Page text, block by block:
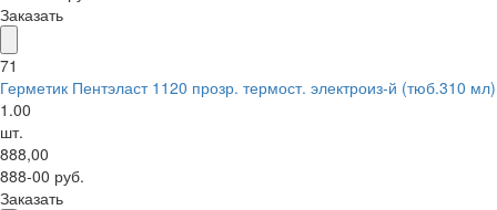
Заказать
71
Герметик Пентэласт 1120 прозр. термост. электроиз-й (тюб.310 мл)
1.00
шт.
888,00
888-00 руб.
Заказать